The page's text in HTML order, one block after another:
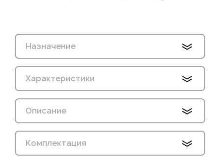
Назначение
Характеристики
Описание
Комплектация